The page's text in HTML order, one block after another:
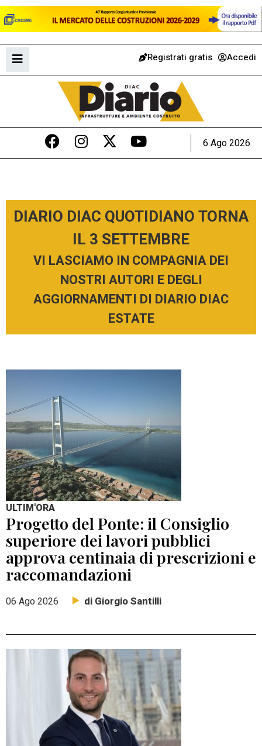
Registrati gratis Accedi
6 Ago 2026
DIARIO DIAC QUOTIDIANO TORNA
IL 3 SETTEMBRE
VI LASCIAMO IN COMPAGNIA DEI
NOSTRI AUTORI E DEGLI
AGGIORNAMENTI DI DIARIO DIAC
ESTATE
ULTIM'ORA
Progetto del Ponte: il Consiglio
superiore dei lavori pubblici
approva centinaia di prescrizioni e
raccomandazioni
06 Ago 2026 di Giorgio Santilli